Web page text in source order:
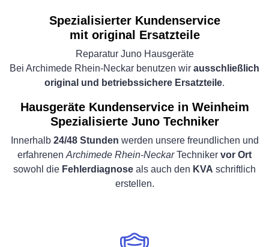
Spezialisierter Kundenservice
mit original Ersatzteile
Reparatur Juno Hausgeräte
Bei Archimede Rhein-Neckar benutzen wir ausschließlich
original und betriebssichere Ersatzteile.
Hausgeräte Kundenservice in Weinheim
Spezialisierte Juno Techniker
Innerhalb 24/48 Stunden werden unsere freundlichen und
erfahrenen Archimede Rhein-NeckarTechniker vor Ort
sowohl die Fehlerdiagnose als auch den KVA schriftlich
erstellen.